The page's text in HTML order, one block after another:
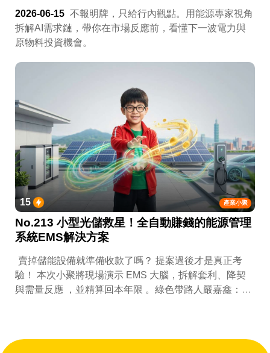
2026-06-15 不報明牌，只給行內觀點。用能源專家視角
拆解AI需求鏈，帶你在市場反應前，看懂下一波電力與
原物料投資機會。
產業小聚
15
No.213 小型光儲救星！全自動賺錢的能源管理
系統EMS解決方案
賣掉儲能設備就準備收款了嗎？ 提案過後才是真正考
驗！ 本次小聚將現場演示 EMS 大腦，拆解套利、降契
與需量反應 ，並精算回本年限 。綠色帶路人嚴嘉鑫：